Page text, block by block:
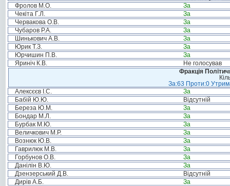
Фролов М.О.
За
Чекіта Г.Л.
За
Червакова О.В.
За
Чубаров Р.А.
За
Шинькович А.В.
За
Юрик Т.З.
За
Юрчишин П.В.
За
Яриніч К.В.
Не голосував
Фракція
За:63 Проти:0
Алексєєв І.С.
За
Бабій Ю.Ю.
Відсутній
Береза Ю.М.
За
Бондар М.Л.
За
Бурбак М.Ю.
За
Величкович М.Р.
За
Вознюк Ю.В.
За
Гаврилюк М.В.
За
Горбунов О.В.
За
Данілін В.Ю.
За
Дзензерський Д.В.
Відсутній
Дирів А.Б.
За